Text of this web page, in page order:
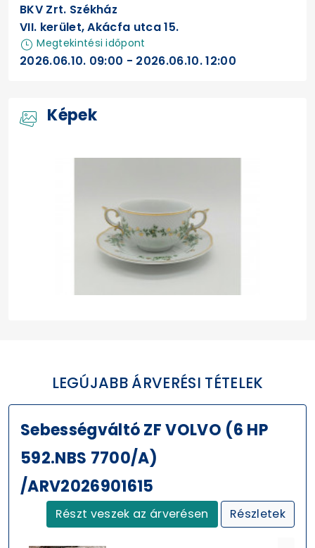
BKV Zrt. Székház
VII. kerület, Akácfa utca 15.
Megtekintési időpont
2026.06.10. 09:00 - 2026.06.10. 12:00
Képek
LEGÚJABB ÁRVERÉSI TÉTELEK
Sebességváltó ZF VOLVO (6 HP
592.NBS 7700/A)
/ARV2026901615
Részt veszek az árverésen Részletek